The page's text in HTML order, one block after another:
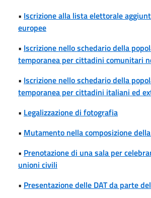
• Iscrizione alla lista elettorale
europee
• Iscrizione nello schedario della
temporanea per cittadini comunitari
• Iscrizione nello schedario della
temporanea per cittadini italiani ed
• Legalizzazione di fotografia
• Mutamento nella composizione
• Prenotazione di una sala per
unioni civili
• Presentazione delle DAT da parte